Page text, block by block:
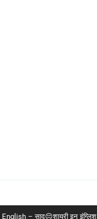
– साद😔शायरी इन इंग्लिश